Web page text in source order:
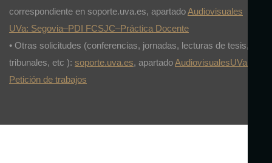
correspondiente en soporte.uva.es, apartadoAudiovisuales
UVa: Segovia–PDI FCSJC–Práctica Docente
• Otras solicitudes (conferencias, jornadas, lecturas de tesis,
tribunales, etc ): soporte.uva.es, apartadoAudiovisualesUVa:
Petición de trabajos